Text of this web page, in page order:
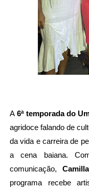
A 6ª temporada do
agridoce falando de
da vida e carreira de
a cena baiana.
comunicação,
programa recebe